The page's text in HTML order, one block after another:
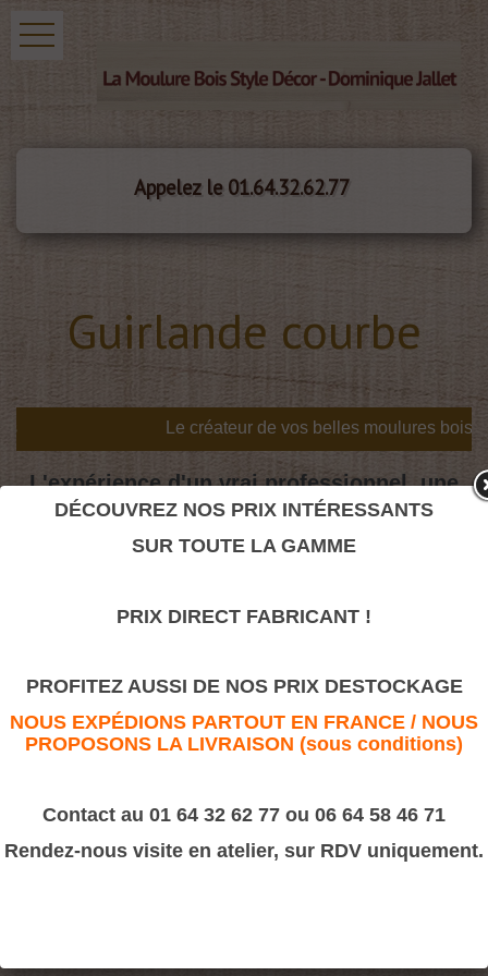
Appelez le 01.64.32.62.77
Guirlande courbe
L'expérience d'un vrai professionnel, une
valeur sûre.
Motifs décoratifs Bois & Résine> Résine
DÉCOUVREZ NOS PRIX INTÉRESSANTS
SUR TOUTE LA GAMME
PRIX DIRECT FABRICANT !
PROFITEZ AUSSI DE NOS PRIX DESTOCKAGE
NOUS EXPÉDIONS PARTOUT EN FRANCE / NOUS
PROPOSONS LA LIVRAISON (sous conditions)
Contact au 01 64 32 62 77 ou 06 64 58 46 71
Rendez-nous visite en atelier, sur RDV uniquement.